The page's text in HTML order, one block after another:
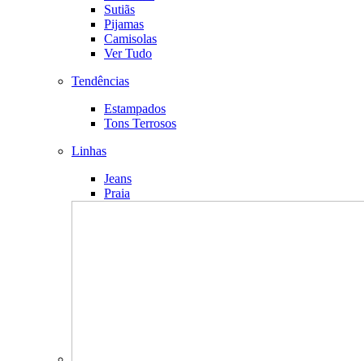
Sutiãs
Pijamas
Camisolas
Ver Tudo
Tendências
Estampados
Tons Terrosos
Linhas
Jeans
Praia